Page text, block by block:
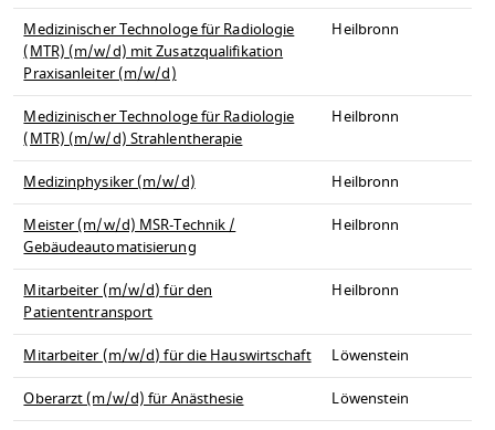
Medizinischer Technologe für Radiologie
(MTR) (m/w/d) mit Zusatzqualifikation
Praxisanleiter (m/w/d)
Heilbronn
Medizinischer Technologe für Radiologie
(MTR) (m/w/d) Strahlentherapie
Heilbronn
Medizinphysiker (m/w/d)
Heilbronn
Meister (m/w/d) MSR-Technik /
Gebäudeautomatisierung
Heilbronn
Mitarbeiter (m/w/d) für den
Patiententransport
Heilbronn
Mitarbeiter (m/w/d) für die Hauswirtschaft
Löwenstein
Oberarzt (m/w/d) für Anästhesie
Löwenstein